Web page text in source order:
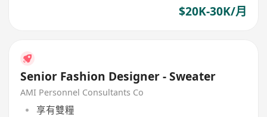
$20K-30K/月
Senior Fashion Designer - Sweater
AMI Personnel Consultants Co
享有雙糧